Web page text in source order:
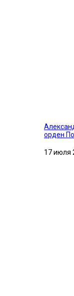
орден
17 июля